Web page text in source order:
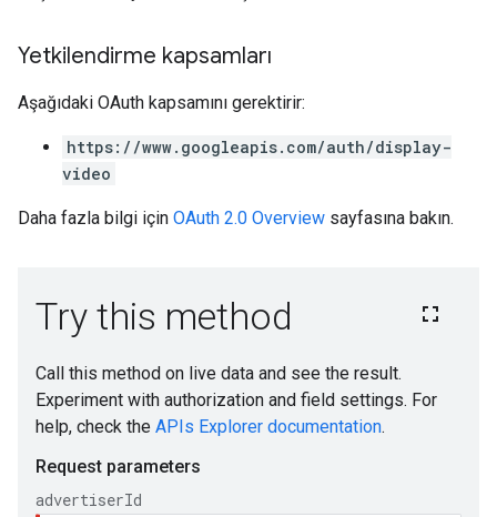
Yetkilendirme kapsamları
Aşağıdaki OAuth kapsamını gerektirir:
https://www.googleapis.com/auth/display-
video
Daha fazla bilgi için OAuth 2.0 Overview sayfasına bakın.